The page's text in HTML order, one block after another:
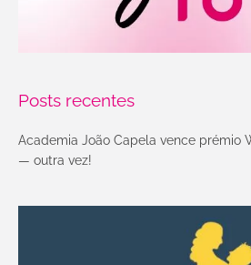
Posts recentes
Academia João Capela vence prémio
— outra vez!